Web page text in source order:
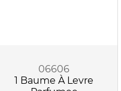
06606
1 Baume À Levre